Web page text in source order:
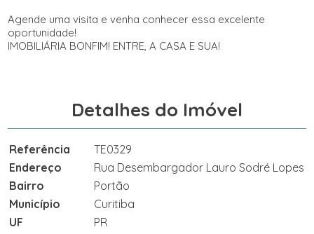
Agende uma visita e venha conhecer essa excelente
oportunidade!
IMOBILIÁRIA BONFIM! ENTRE, A CASA E SUA!
Detalhes do Imóvel
Referência
TE0329
Endereço
Rua Desembargador Lauro Sodré Lopes
Bairro
Portão
Município
Curitiba
UF
PR